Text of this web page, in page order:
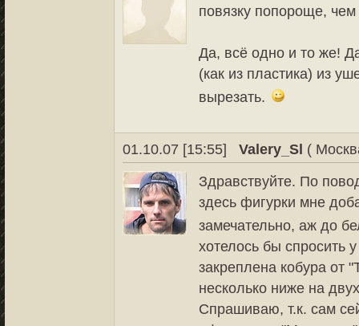
повязку попороще,
Да, всё одно и то же!
(как из пластика) из
вырезать.
01.10.07 [15:55] Valery_Sl (
Здравствуйте. По
здесь фигурки мне
замечательно, аж до
хотелось бы спросить
закреплена кобура от
несколько ниже на
Спрашиваю, т.к. сам